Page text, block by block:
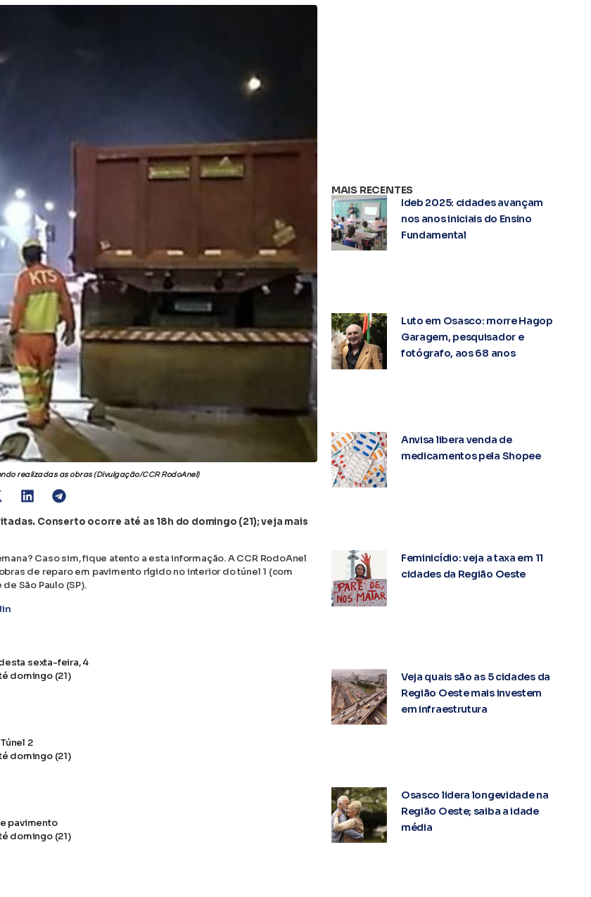
realizadas as obras (Divulgação/CCR RodoAnel)
Conserto ocorre até as 18h do domingo (21); veja mais
Caso sim, fique atento a esta informação. A CCR RodoAnel
de reparo em pavimento rígido no interior do túnel 1 (com
São Paulo (SP).
sexta-feira, 4
2
pavimento
MAIS RECENTES
Ideb 2025: cidades avançam
nos anos iniciais do Ensino
Fundamental
Luto em Osasco: morre Hagop
Garagem, pesquisador e
fotógrafo, aos 68 anos
Anvisa libera venda de
medicamentos pela Shopee
Feminicídio: veja a taxa em 11
cidades da Região Oeste
Veja quais são as 5 cidades da
Região Oeste mais investem
em infraestrutura
Osasco lidera longevidade na
Região Oeste; saiba a idade
média